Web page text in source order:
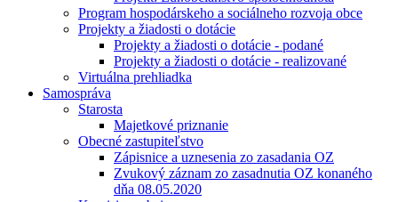
Program hospodárskeho a sociálneho rozvoja obce
Projekty a žiadosti o dotácie
Projekty a žiadosti o dotácie - podané
Projekty a žiadosti o dotácie - realizované
Virtuálna prehliadka
Samospráva
Starosta
Majetkové priznanie
Obecné zastupiteľstvo
Zápisnice a uznesenia zo zasadania OZ
Zvukový záznam zo zasadnutia OZ konaného
dňa 08.05.2020